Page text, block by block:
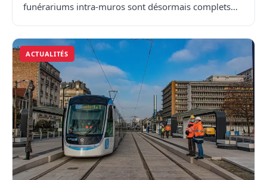
funérariums intra-muros sont désormais complets…
ACTUALITÉS